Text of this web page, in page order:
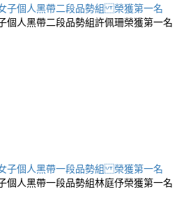
子個人黑帶二段品勢組 榮獲第一名
個人黑帶二段品勢組許佩珊榮獲第一名
子個人黑帶一段品勢組 榮獲第一名
個人黑帶一段品勢組林庭伃榮獲第一名